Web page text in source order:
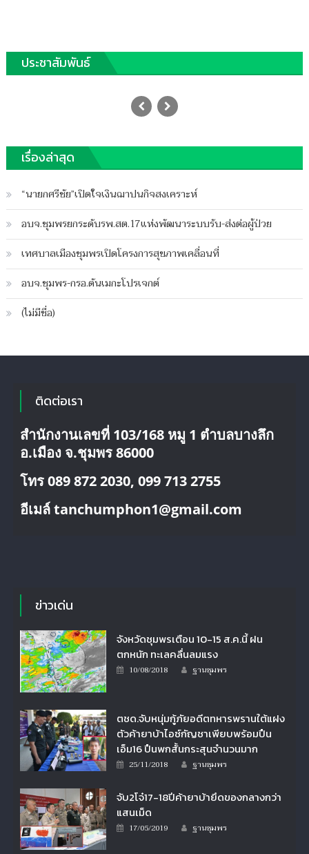
ประชาสัมพันธ์
ทรงพระเจริญ
Posted
ทรง
พระ
เจริญ
เรื่องล่าสุด
“นายกศรีชัย”เปิดใจเงินฌาปนกิจสงเคราะห์
อบจ.ชุมพรยกระดับรพ.สต.17แห่งพัฒนาระบบรับ-ส่งต่อผู้ป่วย
เทศบาลเมืองชุมพรเปิดโครงการสุขภาพเคลื่อนที่
อบจ.ชุมพร-กรอ.ดันเมกะโปรเจกต์
(ไม่มีชื่อ)
ติดต่อเรา
สำนักงานเลขที่ 103/168 หมู 1 ตำบลบางลึก
อ.เมือง จ.ชุมพร 86000
โทร 089 872 2030, 099 713 2755
อีเมล์ tanchumphon1@gmail.com
ข่าวเด่น
จังหวัดชุมพรเตือน 10-15 ส.ค.นี้ ฝน
ตกหนัก ทะเลคลื่นลมแรง
Posted
10/08/2018 Author
ฐานชุมพร
ตชด.จับหนุ่มกู้ภัยอดีตทหารพรานใต้แฝง
ตัวค้ายาบ้าไอซ์กัญชาเพียบพร้อมปืน
เอ็ม16 ปืนพกสั้นกระสุนจำนวนมาก
Posted
25/11/2018 Author
ฐานชุมพร
จับ2โจ๋17-18ปีค้ายาบ้ายึดของกลางกว่า
แสนเม็ด
Posted
17/05/2019 Author
ฐานชุมพร